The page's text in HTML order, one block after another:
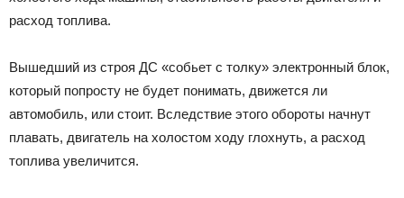
расход топлива.
Вышедший из строя ДС «собьет с толку» электронный блок,
который попросту не будет понимать, движется ли
автомобиль, или стоит. Вследствие этого обороты начнут
плавать, двигатель на холостом ходу глохнуть, а расход
топлива увеличится.